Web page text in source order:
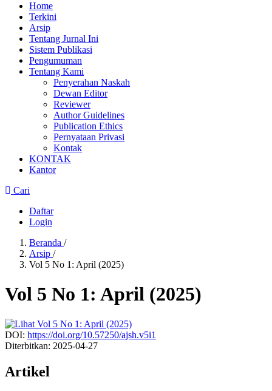
Home
Terkini
Arsip
Tentang Jurnal Ini
Sistem Publikasi
Pengumuman
Tentang Kami
Penyerahan Naskah
Dewan Editor
Reviewer
Author Guidelines
Publication Ethics
Pernyataan Privasi
Kontak
KONTAK
Kantor
Cari
Daftar
Login
Beranda /
Arsip /
Vol 5 No 1: April (2025)
Vol 5 No 1: April (2025)
DOI: https://doi.org/10.57250/ajsh.v5i1
Diterbitkan: 2025-04-27
Artikel